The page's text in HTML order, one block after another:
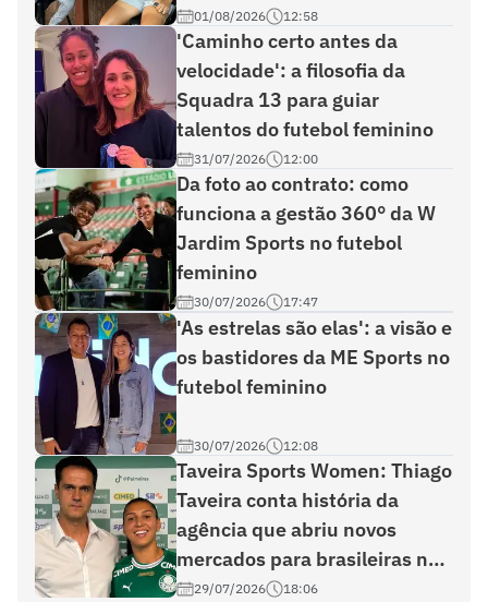
01/08/2026 12:58
'Caminho certo antes da
velocidade': a filosofia da
Squadra 13 para guiar
talentos do futebol feminino
31/07/2026 12:00
Da foto ao contrato: como
funciona a gestão 360° da W
Jardim Sports no futebol
feminino
30/07/2026 17:47
'As estrelas são elas': a visão e
os bastidores da ME Sports no
futebol feminino
30/07/2026 12:08
Taveira Sports Women: Thiago
Taveira conta história da
agência que abriu novos
mercados para brasileiras no
exterior
29/07/2026 18:06